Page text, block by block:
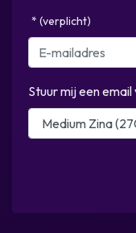
* (verplicht)
Stuur mij een